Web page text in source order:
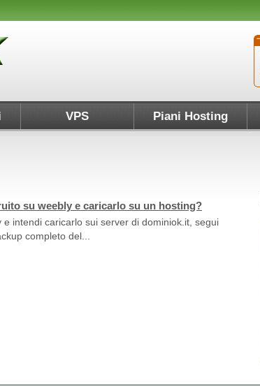
VPS Piani Hosting
su weebly e caricarlo su un hosting?
intendi caricarlo sui server di dominiok.it, segui
completo del...